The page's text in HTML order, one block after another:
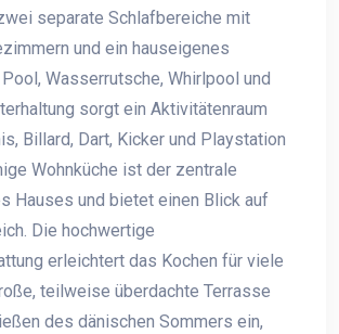
separate Schlafbereiche mit
und ein hauseigenes
Wasserrutsche, Whirlpool und
sorgt ein Aktivitätenraum
Billard, Dart, Kicker und Playstation
Wohnküche ist der zentrale
Hauses und bietet einen Blick auf
Die hochwertige
erleichtert das Kochen für viele
teilweise überdachte Terrasse
des dänischen Sommers ein,